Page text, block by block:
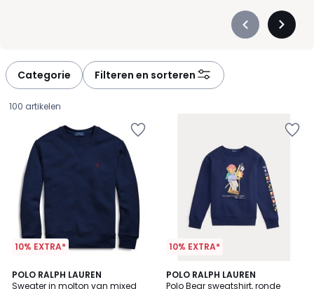
Précédent
Categorie Filteren en sorteren
100 artikelen
10% EXTRA*
POLO RALPH LAUREN
Sweater in molton van mixed
4
/
3
10% EXTRA*
POLO RALPH LAUREN
Polo Bear sweatshirt, ronde
5
/